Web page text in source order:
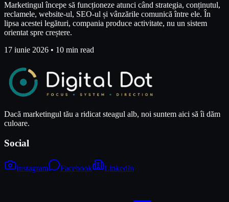
Marketingul începe să funcționeze atunci când strategia, conținutul,
reclamele, website-ul, SEO-ul și vânzările comunică între ele. În
lipsa acestei legături, compania produce activitate, nu un sistem
orientat spre creștere.
17 iunie 2026 • 10 min read
Dacă marketingul tău a ridicat steagul alb, noi suntem aici să îi dăm
culoare.
Social
Instagram Facebook LinkedIn